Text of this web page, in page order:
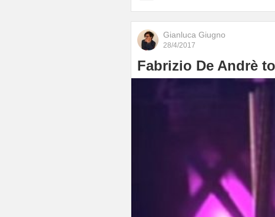
Gianluca Giugno
28/4/2017
Fabrizio De Andrè